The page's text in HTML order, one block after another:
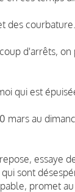
des
d'arrêts, on
qui est
mars au
essaye
sont
promet